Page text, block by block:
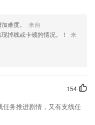
难度。
来自
掉线或卡顿的情况。！
来
154
务推进剧情，又有支线任